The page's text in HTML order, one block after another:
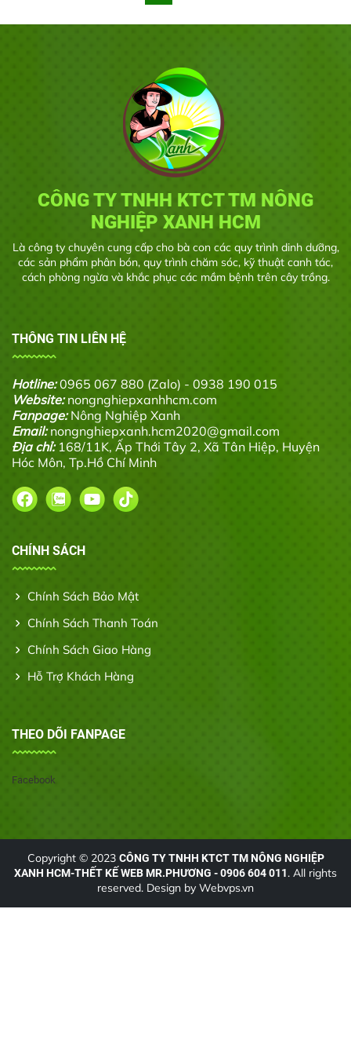
thời tiết.
BÓN TỐI ĐA
giới, úng nước,
ươm,… mau ra
rễ Giúp bộ lá
phát triển dày,
Giúp bung đọt,
đọt non phát
triển mạnh,
mập đọt.
CÔNG TY TNHH KTCT TM NÔNG
NGHIỆP XANH HCM
Là công ty chuyên cung cấp cho bà con các quy trình dinh dưỡng,
các sản phẩm phân bón, quy trình chăm sóc, kỹ thuật canh tác,
cách phòng ngừa và khắc phục các mầm bệnh trên cây trồng.
THÔNG TIN LIÊN HỆ
Hotline:0965 067 880 (Zalo) - 0938 190 015
Website: nongnghiepxanhhcm.com
Fanpage: Nông Nghiệp Xanh
Email: nongnghiepxanh.hcm2020@gmail.com
Địa chỉ: 168/11K, Ấp Thới Tây 2, Xã Tân Hiệp, Huyện
Hóc Môn, Tp.Hồ Chí Minh
CHÍNH SÁCH
Chính Sách Bảo Mật
Chính Sách Thanh Toán
Chính Sách Giao Hàng
Hỗ Trợ Khách Hàng
THEO DÕI FANPAGE
Facebook
Copyright © 2023 CÔNG TY TNHH KTCT TM NÔNG NGHIỆP
XANH HCM-THẾT KẾ WEB MR.PHƯƠNG - 0906 604 011. All rights
reserved. Design by Webvps.vn